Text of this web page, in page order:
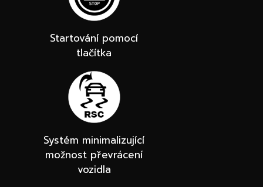
Startování pomocí
tlačítka
Systém minimalizující
možnost převrácení
vozidla